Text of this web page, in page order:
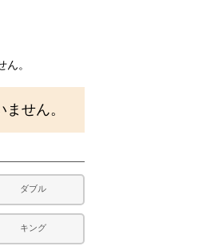
。
せん。
ダブル
キング